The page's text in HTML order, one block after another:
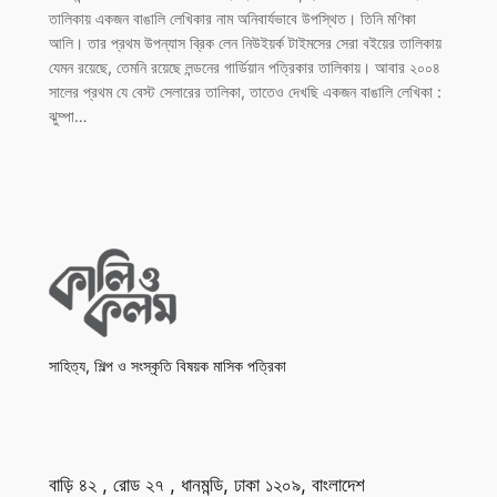
তালিকায় একজন বাঙালি লেখিকার নাম অনিবার্যভাবে উপস্থিত। তিনি মণিকা
আলি। তার প্রথম উপন্যাস ব্রিক লেন নিউইয়র্ক টাইমসের সেরা বইয়ের তালিকায়
যেমন রয়েছে, তেমনি রয়েছে লন্ডনের গার্ডিয়ান পত্রিকার তালিকায়। আবার ২০০৪
সালের প্রথম যে বেস্ট সেলারের তালিকা, তাতেও দেখছি একজন বাঙালি লেখিকা :
ঝুম্পা…
সাহিত্য, শিল্প ও সংস্কৃতি বিষয়ক মাসিক পত্রিকা
বাড়ি ৪২ , রোড ২৭ , ধানমন্ডি, ঢাকা ১২০৯, বাংলাদেশ